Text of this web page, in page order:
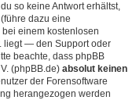
so keine Antwort erhältst,
dazu eine
einem kostenlosen
liegt — den Support oder
beachte, dass phpBB
(phpBB.de) absolut keinen
der Forensoftware
herangezogen werden